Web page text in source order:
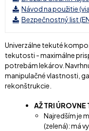
Návod na použitie
Bezpečnostný list
Univerzálne tekuté
tekutosti - maximálne
potrebám lekárov.
manipulačné vlastnosti,
rekonštrukcie.
AŽ TRI ÚROVNE
Najredším je
(zelená): má